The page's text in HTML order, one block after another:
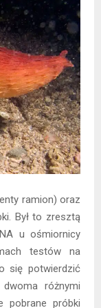
ramion) oraz
Był to zresztą
u ośmiornicy
testów na
się potwierdzić
różnymi
pobrane próbki